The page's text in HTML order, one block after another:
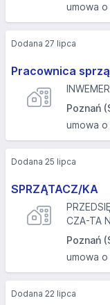
umowa
Pracownica
Poznań
umowa
Dodana 27 lipca
SPRZĄTACZ/KA
CZA-TA
Poznań
umowa
Dodana 25 lipca
Dodana 22 lipca